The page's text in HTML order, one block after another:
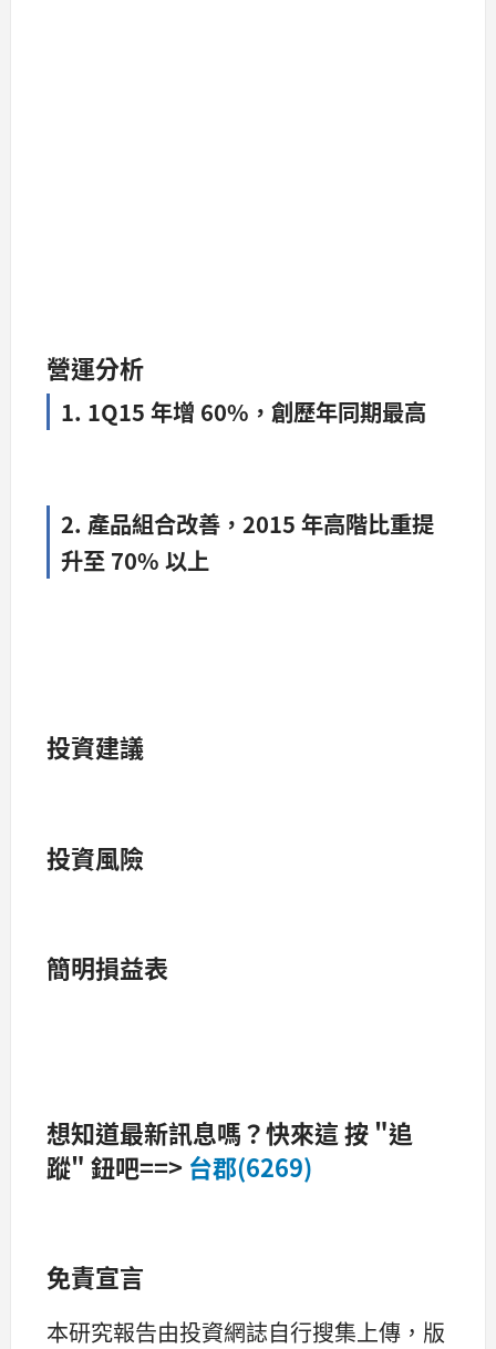
營運分析
1. 1Q15 年增 60%，創歷年同期最高
2. 產品組合改善，2015 年高階比重提
升至 70% 以上
投資建議
投資風險
簡明損益表
想知道最新訊息嗎？快來這 按 "追
蹤" 鈕吧==> 台郡(6269)
免責宣言
本研究報告由投資網誌自行搜集上傳，版